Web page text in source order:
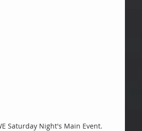
Saturday Night's Main Event.